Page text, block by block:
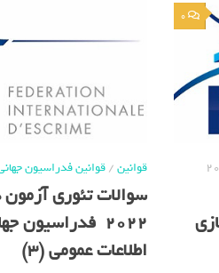
0
قوانین/قوانین فدراسیون
سوالات تئوری
2022
اطلاعات عمومی (3)